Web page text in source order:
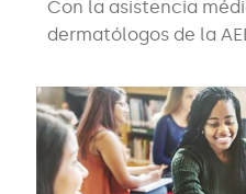
Con la asistencia
dermatólogos de la